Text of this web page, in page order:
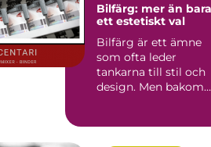
Bilfärg: mer än bara
ett estetiskt val
Bilfärg är ett ämne
som ofta leder
tankarna till stil och
design. Men bakom